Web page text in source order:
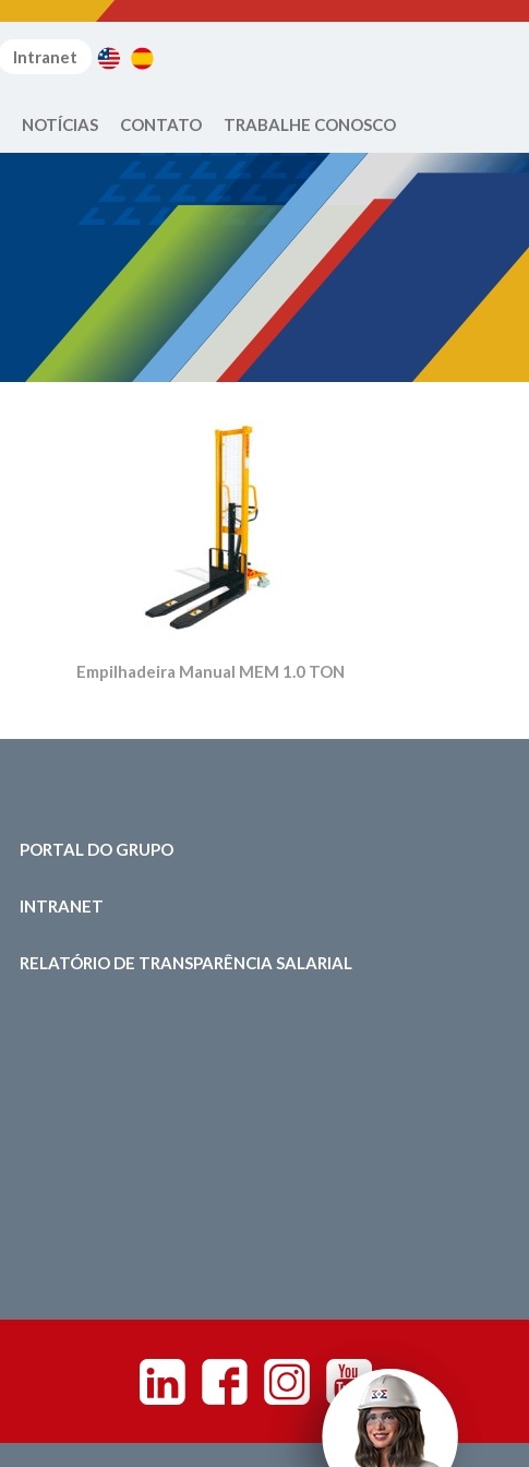
Intranet
NOTÍCIAS CONTATO TRABALHE CONOSCO
Empilhadeira Manual MEM 1.0 TON
PORTAL DO GRUPO
INTRANET
RELATÓRIO DE TRANSPARÊNCIA SALARIAL
Linkedin Facebook InstagramYoutube